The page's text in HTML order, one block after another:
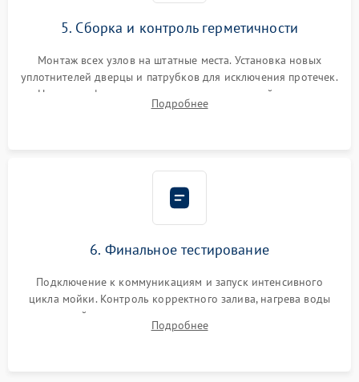
5. Сборка и контроль герметичности
Монтаж всех узлов на штатные места. Установка новых
уплотнителей дверцы и патрубков для исключения протечек.
Надежная фиксация хомутов гидравлической системы,
сборка корпуса и установка датчика поплавка.
Подробнее
6. Финальное тестирование
Подключение к коммуникациям и запуск интенсивного
цикла мойки. Контроль корректного залива, нагрева воды
до нужной температуры, отсутствия посторонних шумов,
штатного слива и абсолютной сухости в поддоне.
Подробнее